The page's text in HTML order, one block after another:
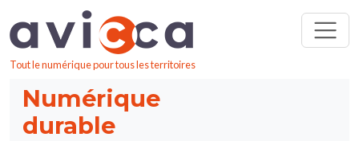
Aller au contenu principal
Tout le numérique pour tous les territoires
Numérique
durable